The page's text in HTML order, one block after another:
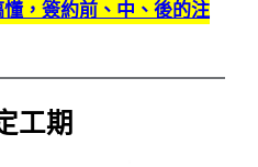
，簽約前、中、後的注
工期